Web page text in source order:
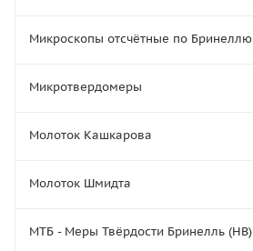
Микроскопы отсчётные по Бринеллю
Микротвердомеры
Молоток Кашкарова
Молоток Шмидта
МТБ - Меры Твёрдости Бринелль (HB)